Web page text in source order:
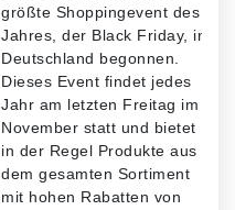
größte Shoppingevent des
Jahres, der Black Friday, in
Deutschland begonnen.
Dieses Event findet jedes
Jahr am letzten Freitag im
November statt und bietet
in der Regel Produkte aus
dem gesamten Sortiment
mit hohen Rabatten von